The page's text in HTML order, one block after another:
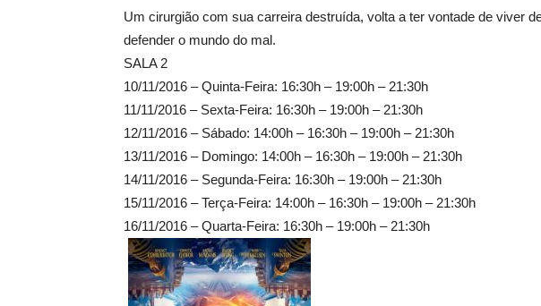
Um cirurgião com sua carreira destruída, volta a ter vontade de viver
defender o mundo do mal.
SALA 2
10/11/2016 – Quinta-Feira: 16:30h – 19:00h – 21:30h
11/11/2016 – Sexta-Feira: 16:30h – 19:00h – 21:30h
12/11/2016 – Sábado: 14:00h – 16:30h – 19:00h – 21:30h
13/11/2016 – Domingo: 14:00h – 16:30h – 19:00h – 21:30h
14/11/2016 – Segunda-Feira: 16:30h – 19:00h – 21:30h
15/11/2016 – Terça-Feira: 14:00h – 16:30h – 19:00h – 21:30h
16/11/2016 – Quarta-Feira: 16:30h – 19:00h – 21:30h